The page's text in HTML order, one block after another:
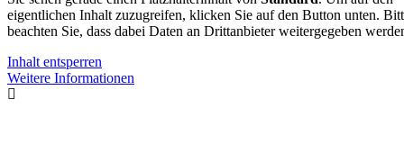
eigentlichen Inhalt zuzugreifen, klicken Sie auf den Button unten.
beachten Sie, dass dabei Daten an Drittanbieter weitergegeben
Inhalt entsperren
Weitere Informationen